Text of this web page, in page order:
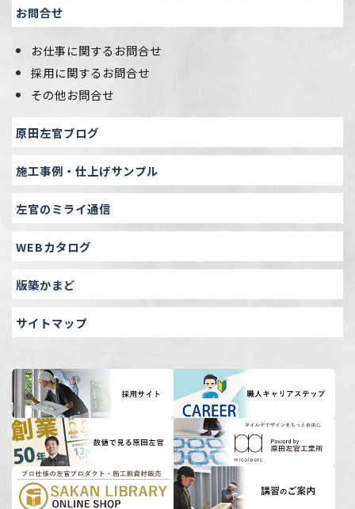
お問合せ
お仕事に関するお問合せ
採用に関するお問合せ
その他お問合せ
原田左官ブログ
施工事例・仕上げサンプル
左官のミライ通信
WEBカタログ
版築かまど
サイトマップ